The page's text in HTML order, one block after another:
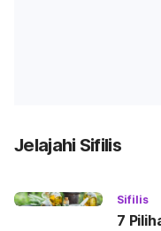
Jelajahi Sifilis
Sifilis
7